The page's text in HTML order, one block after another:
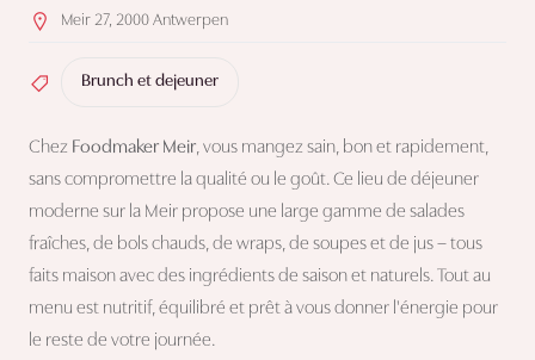
Meir 27, 2000 Antwerpen
Brunch et dejeuner
Chez Foodmaker Meir, vous mangez sain, bon et rapidement,
sans compromettre la qualité ou le goût. Ce lieu de déjeuner
moderne sur la Meir propose une large gamme de salades
fraîches, de bols chauds, de wraps, de soupes et de jus – tous
faits maison avec des ingrédients de saison et naturels. Tout au
menu est nutritif, équilibré et prêt à vous donner l'énergie pour
le reste de votre journée.